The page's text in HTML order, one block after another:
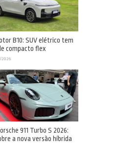
B10: SUV elétrico tem
compacto flex
2026
911 Turbo S 2026:
a nova versão híbrida